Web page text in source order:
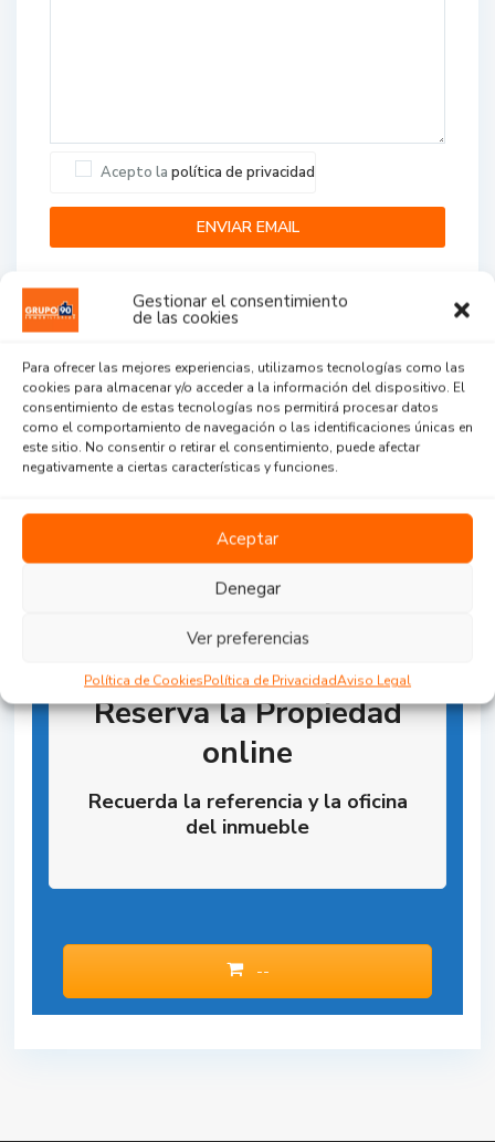
Gestionar el consentimiento
de las cookies
Para ofrecer las mejores experiencias, utilizamos tecnologías como las
cookies para almacenar y/o acceder a la información del dispositivo. El
consentimiento de estas tecnologías nos permitirá procesar datos
como el comportamiento de navegación o las identificaciones únicas en
este sitio. No consentir o retirar el consentimiento, puede afectar
negativamente a ciertas características y funciones.
Aceptar
Denegar
Ver preferencias
Política de CookiesPolítica de PrivacidadAviso Legal
Acepto la política de privacidad
Agent Reviews
...
Reserva la Propiedad
online
Recuerda la referencia y la oficina
del inmueble
--